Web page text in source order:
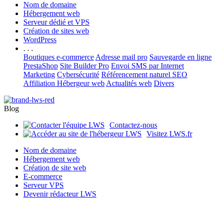
Nom de domaine
Hébergement web
Serveur dédié et VPS
Création de sites web
WordPress
. . .
Boutiques e-commerce Adresse mail pro Sauvegarde en ligne
PrestaShop Site Builder Pro Envoi SMS par Internet
Marketing Cybersécurité Référencement naturel SEO
Affiliation Hébergeur web Actualités web Divers
Blog
Contactez-nous
Visitez LWS.fr
Nom de domaine
Hébergement web
Création de site web
E-commerce
Serveur VPS
Devenir rédacteur LWS